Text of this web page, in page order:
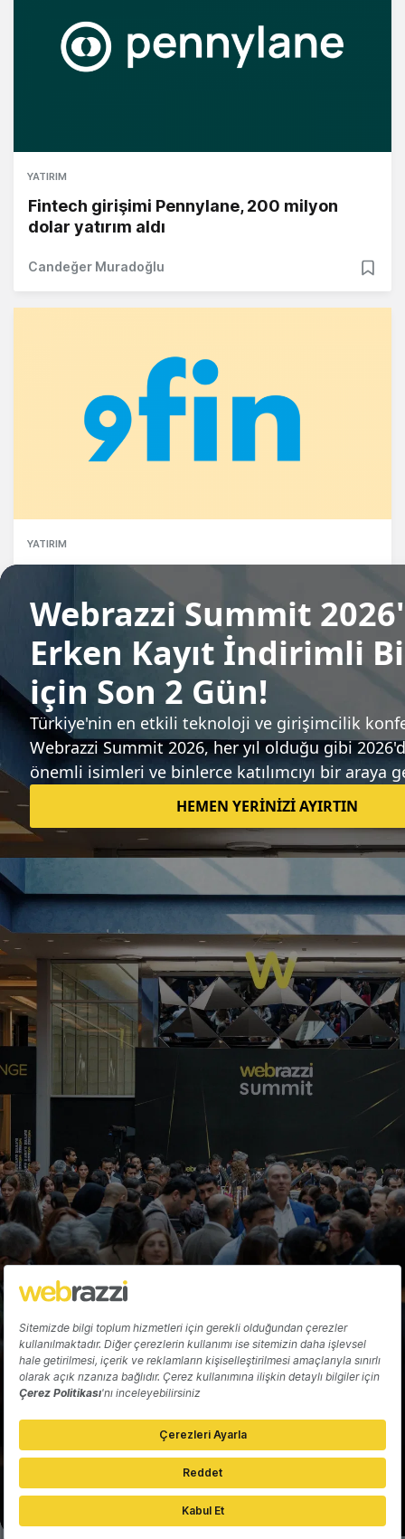
YATIRIM
Fintech girişimi Pennylane, 200 milyon
dolar yatırım aldı
Candeğer Muradoğlu
YATIRIM
Fintech girişimi 9fin, 50 milyon dolar
Sıradaki haber
iPhone 12 modelleri 120Hz yenileme
hızı özelliği ile gelebilir
Hakkında Yazarlar
Katkıda Bulun Reklam